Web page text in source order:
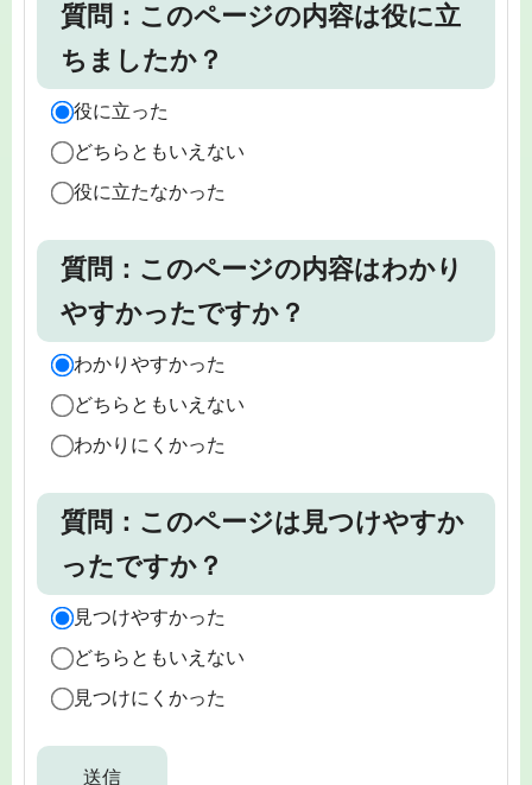
質問：このページの内容は役に立
ちましたか？
役に立った
どちらともいえない
役に立たなかった
質問：このページの内容はわかり
やすかったですか？
わかりやすかった
どちらともいえない
わかりにくかった
質問：このページは見つけやすか
ったですか？
見つけやすかった
どちらともいえない
見つけにくかった